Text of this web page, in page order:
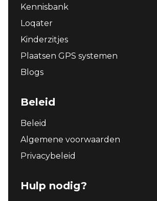
Kennisbank
Loqater
Kinderzitjes
Plaatsen GPS systemen
Blogs
Beleid
Beleid
Algemene voorwaarden
Privacybeleid
Hulp nodig?